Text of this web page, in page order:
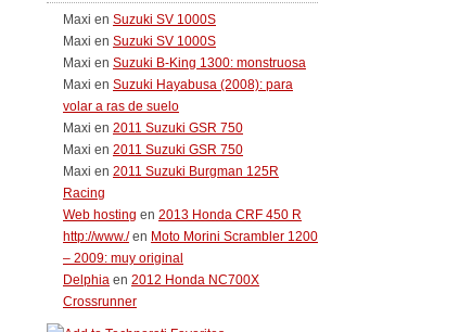
Maxi en Suzuki SV 1000S
Maxi en Suzuki SV 1000S
Maxi en Suzuki B-King 1300: monstruosa
Maxi en Suzuki Hayabusa (2008): para
volar a ras de suelo
Maxi en 2011 Suzuki GSR 750
Maxi en 2011 Suzuki GSR 750
Maxi en 2011 Suzuki Burgman 125R
Racing
Web hosting en 2013 Honda CRF 450 R
http://www./en Moto Morini Scrambler 1200
– 2009: muy original
Delphia en 2012 Honda NC700X
Crossrunner